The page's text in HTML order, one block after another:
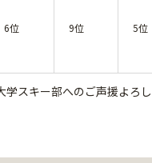
6位 9位 5位
学スキー部へのご声援よろし